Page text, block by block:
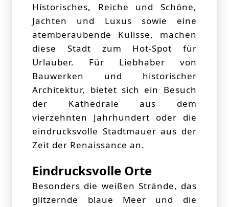
Historisches, Reiche und Schöne,
Jachten und Luxus sowie eine
atemberaubende Kulisse, machen
diese Stadt zum Hot-Spot für
Urlauber. Für Liebhaber von
Bauwerken und historischer
Architektur, bietet sich ein Besuch
der Kathedrale aus dem
vierzehnten Jahrhundert oder die
eindrucksvolle Stadtmauer aus der
Zeit der Renaissance an.
Eindrucksvolle Orte
Besonders die weißen Strände, das
glitzernde blaue Meer und die